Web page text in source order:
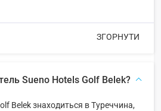
ЗГОРНУТИ
Sueno Hotels Golf Belek?
Belek знаходиться в Туреччина,